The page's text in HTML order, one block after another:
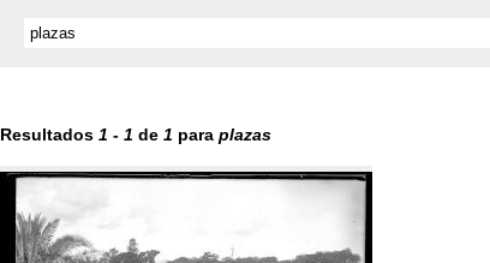
Resultados 1 - 1 de 1 para plazas